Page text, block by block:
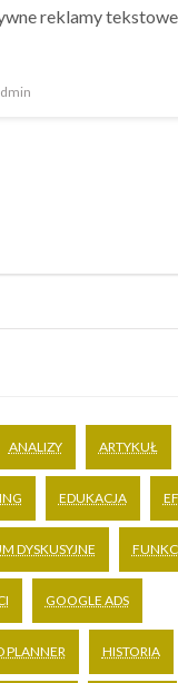
reklamy
ANALIZY ARTYKUŁ
EDUKACJA
DYSKUSYJNE
GOOGLE ADS
PLANNER HISTORIA